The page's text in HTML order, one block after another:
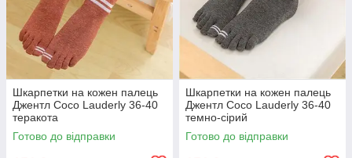
Шкарпетки на кожен палець
Джентл Coco Lauderly 36-40
теракота
Готово до відправки
Шкарпетки на кожен палець
Джентл Coco Lauderly 36-40
темно-сірий
Готово до відправки